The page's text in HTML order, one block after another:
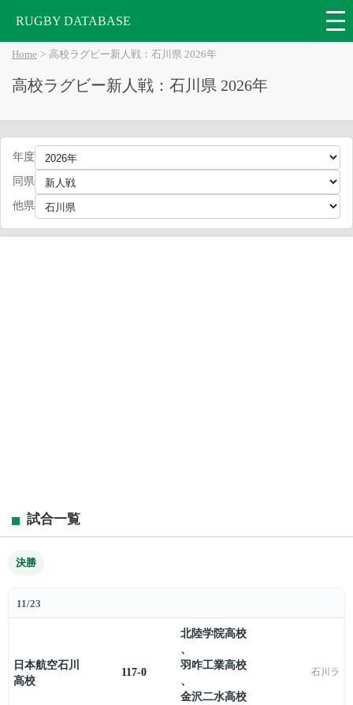
RUGBY DATABASE
Home 高校ラグビー新人戦：石川県 2026年
高校ラグビー新人戦：石川県 2026年
年度
同県
他県
試合一覧
決勝
11/23
日本航空石川
高校
117-0
北陸学院高校
、
羽咋工業高校
、
金沢二水高校
石川ラ